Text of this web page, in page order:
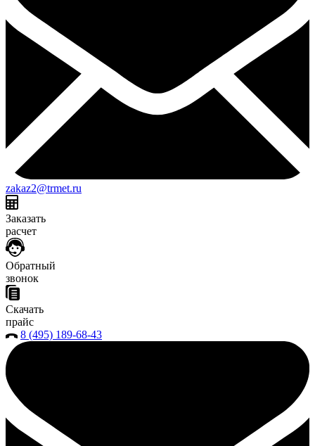
zakaz2@trmet.ru
Заказать
расчет
Обратный
звонок
Скачать
прайс
8 (495) 189-68-43